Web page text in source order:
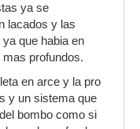
ya se
lacados y las
que habia en
profundos.
en arce y la pro
y un sistema que
bombo como si